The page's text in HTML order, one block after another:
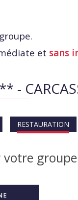
et sans
-
RESTAURATION
groupe